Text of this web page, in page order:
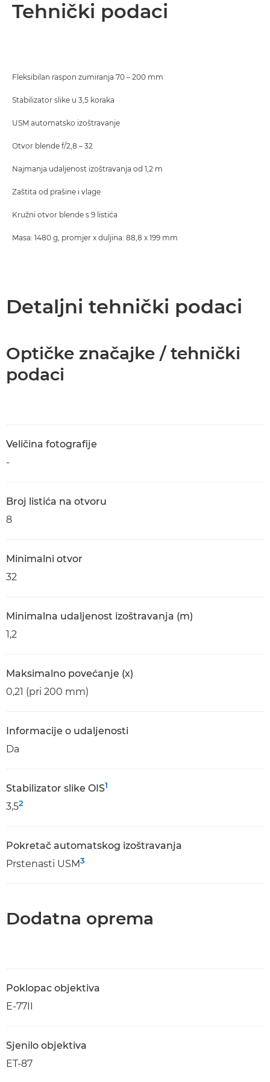
Tehnički podaci
Fleksibilan raspon zumiranja 70 – 200 mm
Stabilizator slike u 3,5 koraka
USM automatsko izoštravanje
Otvor blende f/2,8 – 32
Najmanja udaljenost izoštravanja od 1,2 m
Zaštita od prašine i vlage
Kružni otvor blende s 9 listića
Masa: 1480 g, promjer x duljina: 88,8 x 199 mm
Detaljni tehnički podaci
Optičke značajke / tehnički
podaci
Veličina fotografije
-
Broj listića na otvoru
8
Minimalni otvor
32
Minimalna udaljenost izoštravanja (m)
1,2
Maksimalno povećanje (x)
0,21 (pri 200 mm)
Informacije o udaljenosti
Da
Stabilizator slike OIS1
3,52
Pokretač automatskog izoštravanja
Prstenasti USM3
Dodatna oprema
Poklopac objektiva
E-77II
Sjenilo objektiva
ET-87